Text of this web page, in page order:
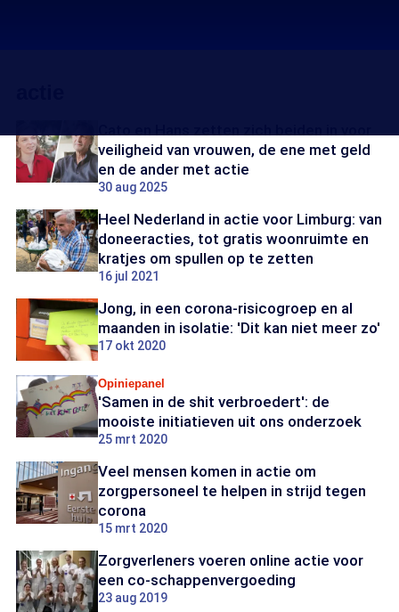
veiligheid van vrouwen, de ene met geld
en de ander met actie
30 aug 2025
Heel Nederland in actie voor Limburg: van
doneeracties, tot gratis woonruimte en
kratjes om spullen op te zetten
16 jul 2021
Jong, in een corona-risicogroep en al
maanden in isolatie: 'Dit kan niet meer zo'
17 okt 2020
Opiniepanel
'Samen in de shit verbroedert': de
mooiste initiatieven uit ons onderzoek
25 mrt 2020
Veel mensen komen in actie om
zorgpersoneel te helpen in strijd tegen
corona
15 mrt 2020
Zorgverleners voeren online actie voor
een co-schappenvergoeding
23 aug 2019